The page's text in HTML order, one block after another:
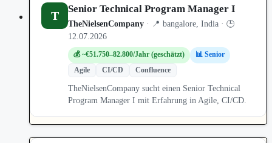
T Senior Technical Program Manager I
TheNielsenCompany · 📍 bangalore, India · 🕒
12.07.2026
💰 ~€51.750–82.800/Jahr (geschätzt)
📊 Senior
Agile
CI/CD Confluence
TheNielsenCompany sucht einen Senior Technical
Program Manager I mit Erfahrung in Agile, CI/CD.